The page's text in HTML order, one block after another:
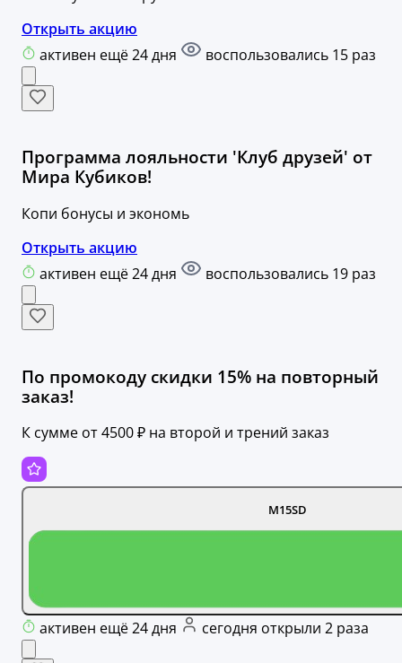
Открыть акцию
активен ещё 24 дня
воспользовались 15 раз
Программа лояльности 'Клуб друзей' от
Мира Кубиков!
Копи бонусы и экономь
Открыть акцию
активен ещё 24 дня
воспользовались 19 раз
По промокоду скидки 15% на повторный
заказ!
К сумме от 4500 ₽ на второй и трений заказ
M15SD
активен ещё 24 дня сегодня открыли 2 раза